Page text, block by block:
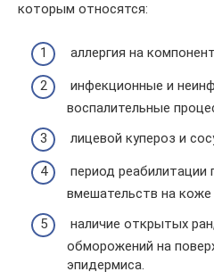
которым относятся:
аллергия на
инфекционные и
воспалительные
лицевой купероз и
период реабилитации
вмешательств на коже
наличие открытых
обморожений на
эпидермиса.